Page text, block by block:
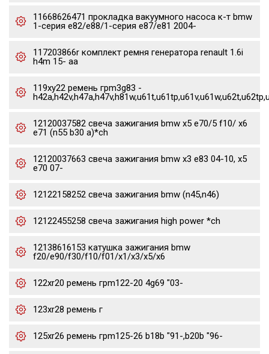
11668626471 прокладка вакуумного насоса к-т bmw
1-серия e82/e88/1-серия e87/e81 2004-
117203866r комплект ремня генератора renault 1.6i
h4m 15- aa
119xy22 ремень грm3g83 -
12120037582 свеча зажигания bmw x5 e70/5 f10/ x6
e71 (n55 b30 a)*ch
12120037663 свеча зажигания bmw x3 e83 04-10, x5
e70 07-
12122158252 свеча зажигания bmw (n45,n46)
12122455258 свеча зажигания high power *ch
12138616153 катушка зажигания bmw
f20/e90/f30/f10/f01/x1/x3/x5/x6
122xr20 ремень грm122-20 4g69 "03-
123xr28 ремень г
125xr26 ремень грm125-26 b18b "91-,b20b "96-